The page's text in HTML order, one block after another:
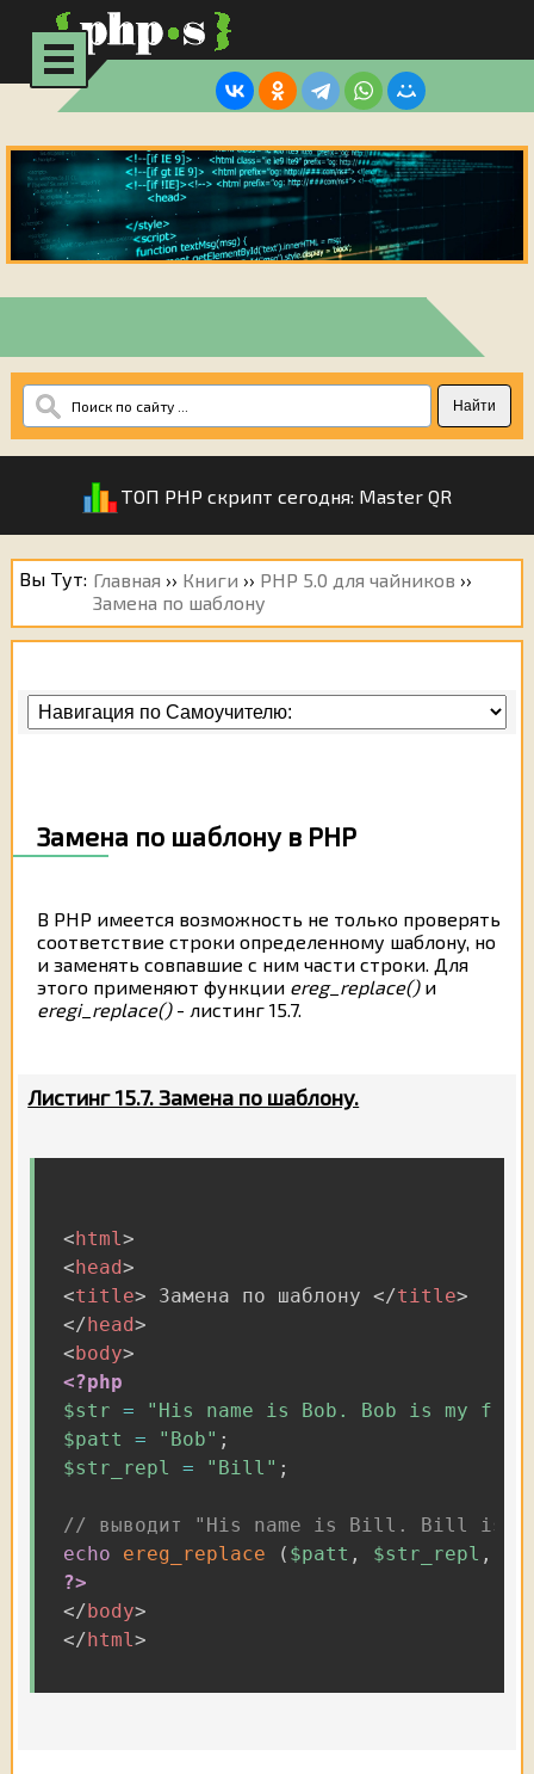
ТОП PHP скрипт сегодня: Master QR
Вы Тут: Главная ›› Книги ›› PHP 5.0 для чайников ››
Замена по шаблону
Замена по шаблону в PHP
В РНР имеется возможность не только проверять
соответствие строки определенному шаблону, но
и заменять совпавшие с ним части строки. Для
этого применяют функции ereg_replace()и
eregi_replace()- листинг 15.7.
Листинг 15.7. Замена по шаблону.
< html>
< head>
<title> Замена по шаблону </title>
</ head>
< body>
<?php
$str =
"His name is Bob. Bob is my
$patt
= "Bob" ;
$str_repl
= "Bill" ;
// выводит "His name is Bill. Bill is
echo
ereg_replace ( $patt , $str_repl ,
?>
</ body>
</ html>